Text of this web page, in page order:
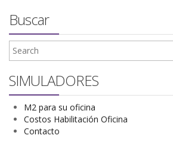
Buscar
SIMULADORES
M2 para su oficina
Costos Habilitación Oficina
Contacto